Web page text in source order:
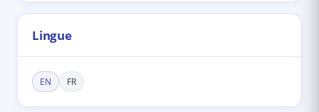
Lingue
EN FR